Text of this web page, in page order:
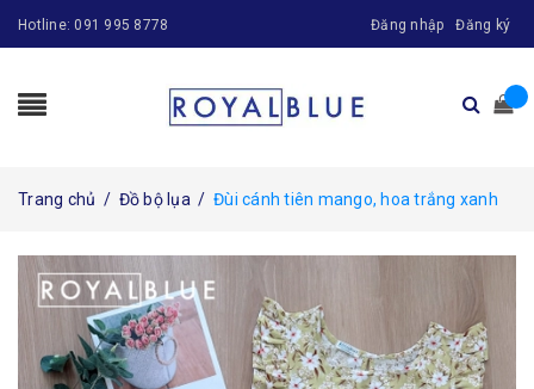
Hotline: 091 995 8778 Đăng nhập Đăng ký
Trang chủ / Đồ bộ lụa / Đùi cánh tiên mango, hoa trắng xanh